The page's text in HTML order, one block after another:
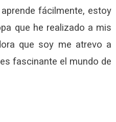
fácilmente, estoy
que he realizado a mis
que soy me atrevo a
fascinante el mundo de